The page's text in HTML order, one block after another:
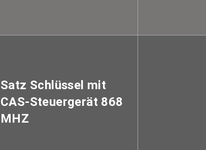
Satz Schlüssel mit
CAS-Steuergerät 868
MHZ